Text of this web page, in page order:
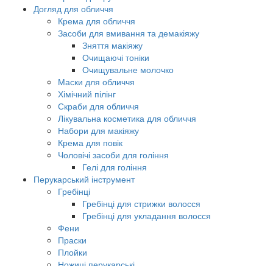
Догляд для обличчя
Крема для обличчя
Засоби для вмивання та демакіяжу
Зняття макіяжу
Очищаючі тоніки
Очищувальне молочко
Маски для обличчя
Хімічний пілінг
Скраби для обличчя
Лікувальна косметика для обличчя
Набори для макіяжу
Крема для повік
Чоловічі засоби для гоління
Гелі для гоління
Перукарський інструмент
Гребінці
Гребінці для стрижки волосся
Гребінці для укладання волосся
Фени
Праски
Плойки